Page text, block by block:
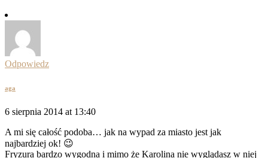
Odpowiedz
aga
6 sierpnia 2014 at 13:40
A mi się całość podoba… jak na wypad za miasto jest jak
najbardziej ok! 😉
Fryzura bardzo wygodna i mimo że Karolina nie wyglądasz w niej